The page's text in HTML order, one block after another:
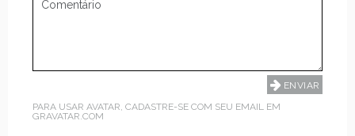
PARA USAR AVATAR, CADASTRE-SE COM SEU EMAIL EM
GRAVATAR.COM